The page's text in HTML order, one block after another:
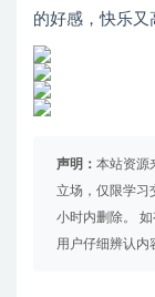
的好感，快乐又
声明： 本站资源
立场，仅限学习
小时内删除。
用户仔细辨认内